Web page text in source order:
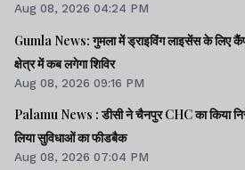
Aug 08, 2026 04:24 PM
Gumla News: गुमला में ड्राइविंग लाइसेंस के लिए
क्षेत्र में कब लगेगा शिविर
Aug 08, 2026 09:16 PM
Palamu News : डीसी ने चैनपुर CHC का किया
लिया सुविधाओं का फीडबैक
Aug 08, 2026 07:04 PM